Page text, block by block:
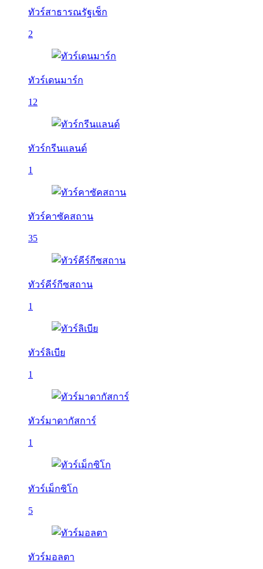
ทัวร์สาธารณรัฐเช็ก
2
ทัวร์เดนมาร์ก
12
ทัวร์กรีนแลนด์
1
ทัวร์คาซัคสถาน
35
ทัวร์คีร์กีซสถาน
1
ทัวร์ลิเบีย
1
ทัวร์มาดากัสการ์
1
ทัวร์เม็กซิโก
5
ทัวร์มอลตา